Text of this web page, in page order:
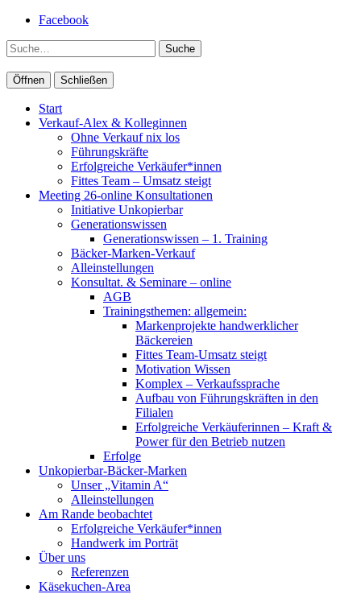
Facebook
Suche
Öffnen Schließen
Start
Verkauf-Alex & Kolleginnen
Ohne Verkauf nix los
Führungskräfte
Erfolgreiche Verkäufer*innen
Fittes Team – Umsatz steigt
Meeting 26-online Konsultationen
Initiative Unkopierbar
Generationswissen
Generationswissen – 1. Training
Bäcker-Marken-Verkauf
Alleinstellungen
Konsultat. & Seminare – online
AGB
Trainingsthemen: allgemein:
Markenprojekte handwerklicher
Bäckereien
Fittes Team-Umsatz steigt
Motivation Wissen
Komplex – Verkaufssprache
Aufbau von Führungskräften in den
Filialen
Erfolgreiche Verkäuferinnen – Kraft &
Power für den Betrieb nutzen
Erfolge
Unkopierbar-Bäcker-Marken
Unser „Vitamin A“
Alleinstellungen
Am Rande beobachtet
Erfolgreiche Verkäufer*innen
Handwerk im Porträt
Über uns
Referenzen
Käsekuchen-Area